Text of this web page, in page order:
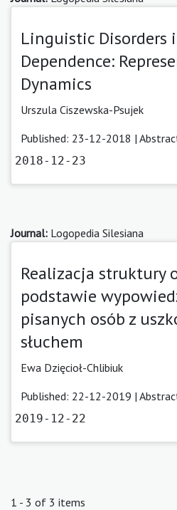
Linguistic Disorders
Dependence:
Dynamics
Urszula Ciszewska-Psujek
Published: 23-12-2018 |
2018-12-23
Journal: Logopedia Silesiana
Realizacja struktury
podstawie
pisanych osób z
słuchem
Ewa Dzięcioł-Chlibiuk
Published: 22-12-2019 |
2019-12-22
1 - 3 of 3 items